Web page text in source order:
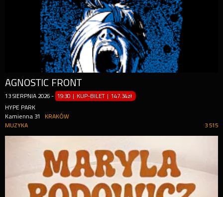
AGNOSTIC FRONT
13 SIERPNIA 2026 - 19:30 | KUP-BILET |147.34zł
HYPE PARK
Kamienna 31
KRAKÓW
3 515
MUZYKA